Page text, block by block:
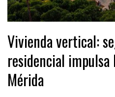
Vivienda vertical:
residencial impulsa
Mérida